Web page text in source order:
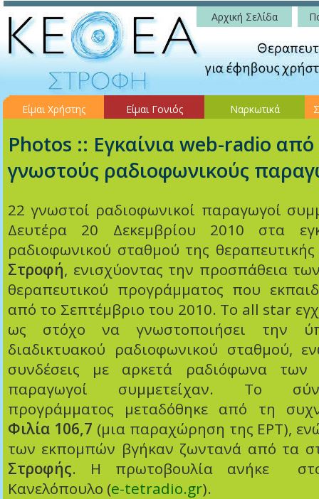
Αρχική Σελίδα
Είμαι Χρήστης Είμαι Γονιός Ναρκωτικά
Photos :: Εγκαίνια web-radio από
γνωστούς ραδιοφωνικούς
22 γνωστοί ραδιοφωνικοί παραγωγοί
Δευτέρα 20 Δεκεμβρίου 2010 στα
ραδιοφωνικού σταθμού της θεραπευτικής
Στροφή, ενισχύοντας την προσπάθεια
θεραπευτικού προγράμματος που
από το Σεπτέμβριο του 2010. Το all star
ως στόχο να γνωστοποιήσει την
διαδικτυακού ραδιοφωνικού σταθμού,
συνδέσεις με αρκετά ραδιόφωνα των
παραγωγοί συμμετείχαν. Το
προγράμματος μεταδόθηκε από τη
Φιλία 106,7 (μια παραχώρηση της ΕΡΤ),
των εκπομπών βγήκαν ζωντανά από τα
Στροφής. Η πρωτοβουλία ανήκε
Κανελόπουλο (e-tetradio.gr).